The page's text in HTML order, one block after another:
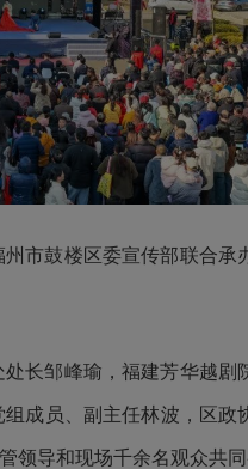
市鼓楼区委宣传部联合
长邹峰瑜，福建芳华越
成员、副主任林波，区
导和现场千余名观众共同